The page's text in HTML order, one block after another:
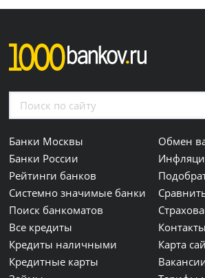
Банки Москвы
Банки России
Рейтинги банков
Системно значимые банки
Поиск банкоматов
Все кредиты
Кредиты наличными
Кредитные карты
Обмен
Контакты
Карта